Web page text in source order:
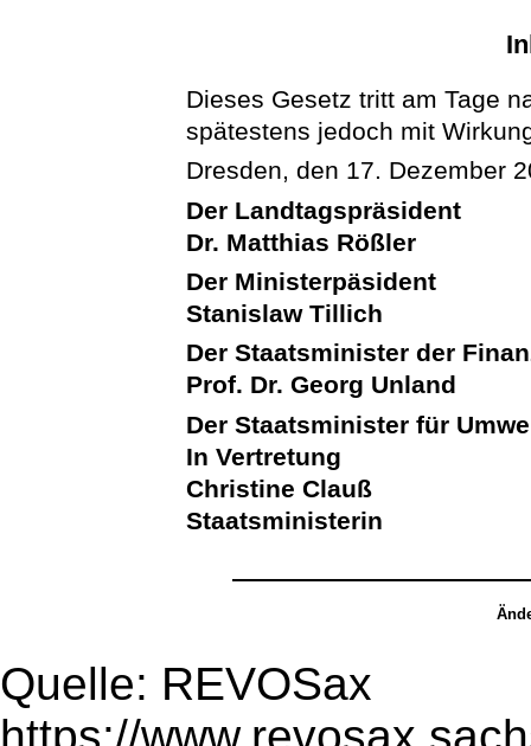
Dieses Gesetz tritt am Tage
spätestens jedoch mit
Dresden, den 17. Dezember
Der Landtagspräsident
Dr. Matthias Rößler
Der Ministerpäsident
Stanislaw Tillich
Der Staatsminister der
Prof. Dr. Georg Unland
Der Staatsminister für
In Vertretung
Christine Clauß
Staatsministerin
Quelle: REVOSax